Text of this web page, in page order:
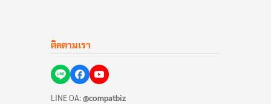
ติดตามเรา
LINE OA:@compatbiz